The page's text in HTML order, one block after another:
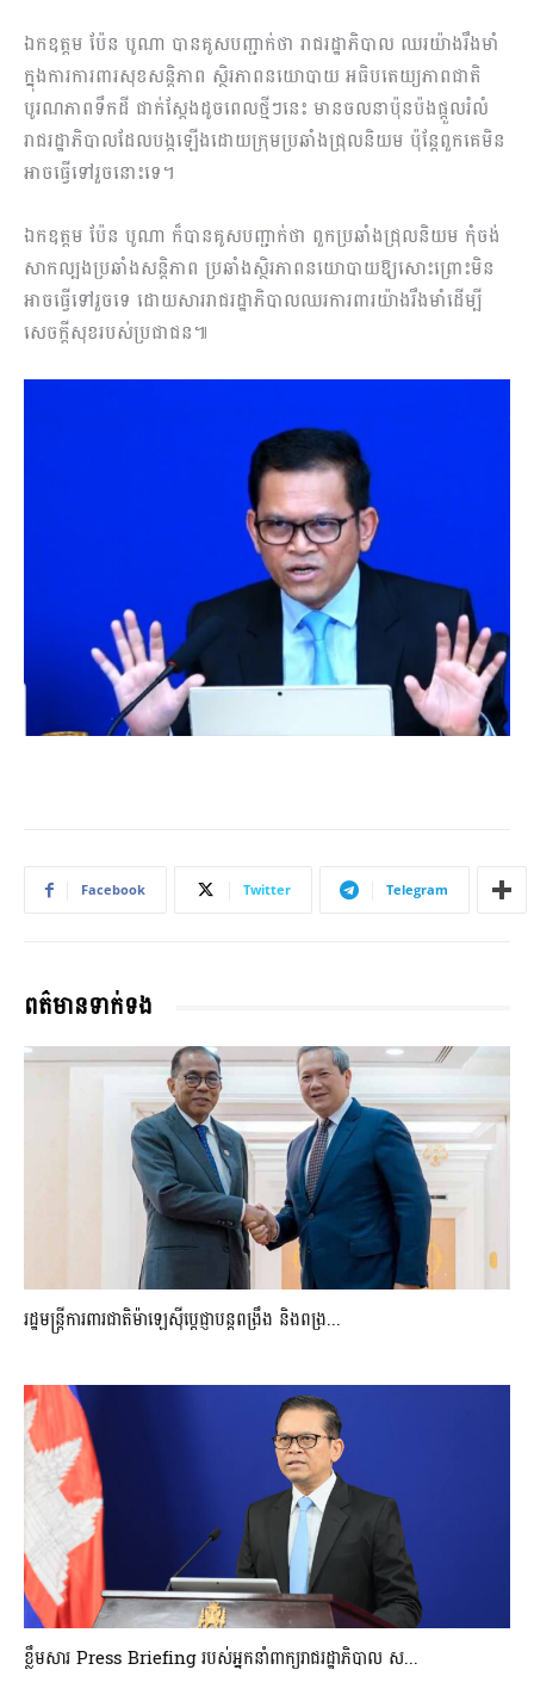
ឯកឧត្តម ប៉ែន បូណា បានគូសបញ្ជាក់ថា រាជរដ្ឋាភិបាល ឈរយ៉ាងរឹងមាំ
ក្នុងការការពារសុខសន្តិភាព ស្ថិរភាពនយោបាយ អធិបតេយ្យភាពជាតិ
បូរណភាពទឹកដី ជាក់ស្តែងដូចពេលថ្មីៗនេះ មានចលនាប៉ុនប៉ងផ្តួលរំលំ
រាជរដ្ឋាភិបាលដែលបង្កឡើងដោយក្រុមប្រឆាំងជ្រុលនិយម ប៉ុន្តែពួកគេមិន
អាចធ្វើទៅរួចនោះទេ។
ឯកឧត្តម ប៉ែន បូណា ក៏បានគូសបញ្ជាក់ថា ពួកប្រឆាំងជ្រុលនិយម កុំចង់
សាកល្បងប្រឆាំងសន្តិភាព ប្រឆាំងស្ថិរភាពនយោបាយឱ្យសោះព្រោះមិន
អាចធ្វើទៅរួចទេ ដោយសាររាជរដ្ឋាភិបាលឈរការពារយ៉ាងរឹងមាំដើម្បី
សេចក្តីសុខរបស់ប្រជាជន៕
Facebook Twitter Telegram
ពត៌មានទាក់ទង
រដ្ឋមន្ត្រីការពារជាតិម៉ាឡេស៊ីប្ដេជ្ញាបន្តពង្រឹង និងពង្រ...
ខ្លឹមសារ Press Briefing របស់អ្នកនាំពាក្យរាជរដ្ឋាភិបាល ស...